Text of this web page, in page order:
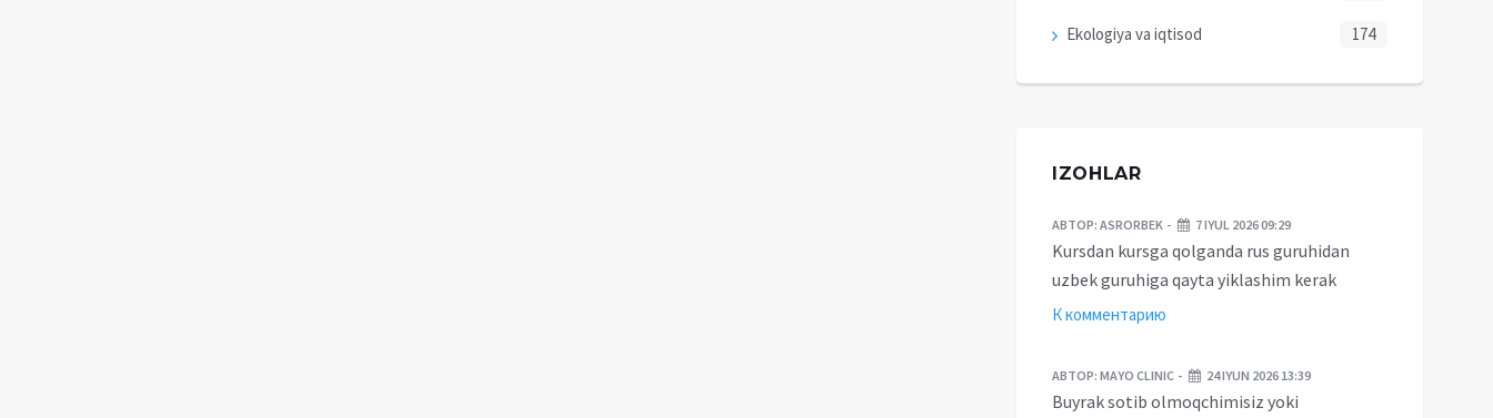
Ekologiya va iqtisod 174
IZOHLAR
АВТОР: ASRORBEK 7 IYUL 2026 09:29
Kursdan kursga qolganda rus guruhidan
uzbek guruhiga qayta yiklashim kerak
К комментарию
АВТОР: MAYO CLINIC 24 IYUN 2026 13:39
Buyrak sotib olmoqchimisiz yoki